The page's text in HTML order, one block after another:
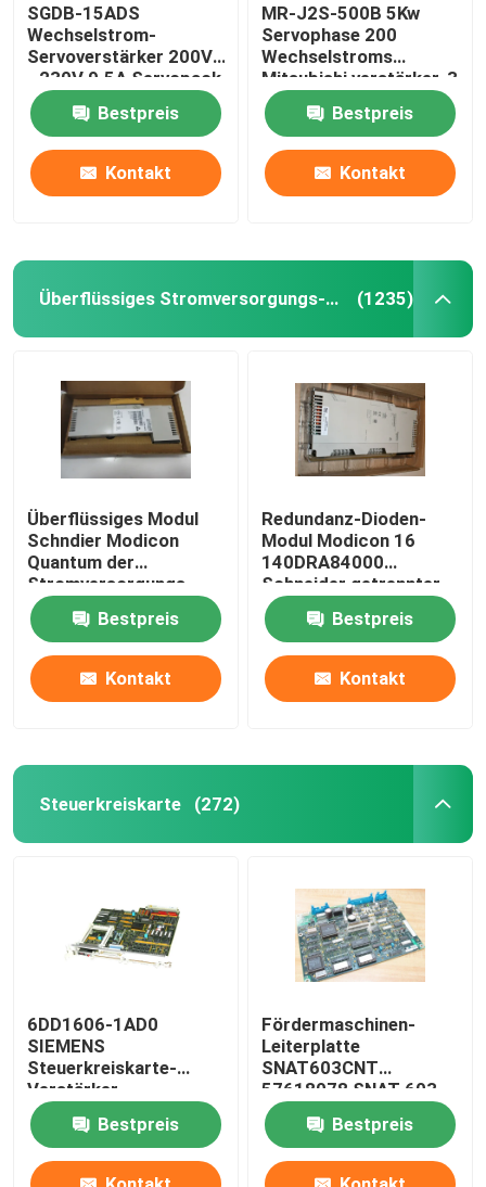
SGDB-15ADS
Wechselstrom-
Servoverstärker 200V
- 230V 9.5A Servopack
gab 10 Ampere ein
Bestpreis
Kontakt
MR-J2S-500B 5Kw
Servophase 200
Wechselstroms
Mitsubishi verstärker-3
bis 230VAC 50/60Hz
Bestpreis
Kontakt
Überflüssiges Stromversorgungs-Modul (1235)
Überflüssiges Modul
Schndier Modicon
Quantum der
Stromversorgungs-
140DRC83000
Input/OutputBestpreis
Kontakt
Redundanz-Dioden-
Modul Modicon 16
140DRA84000
Schneider getrennter
Ertrag
Bestpreis
Kontakt
Steuerkreiskarte (272)
6DD1606-1AD0
SIEMENS
Steuerkreiskarte-
Verstärker-
Leiterplatte PT20M
32MHz Bestpreis
Fördermaschinen-
Leiterplatte
SNAT603CNT
57618078 SNAT 603
CNT 61007041 Steuer
Bestpreis